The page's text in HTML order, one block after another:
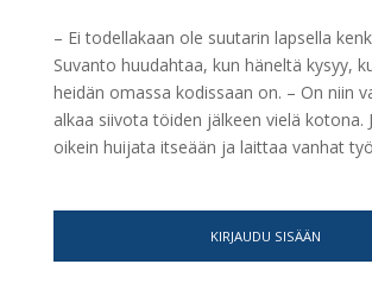
– Ei todellakaan ole suutarin lapsella
Suvanto huudahtaa, kun häneltä kysyy,
heidän omassa kodissaan on. – On niin
alkaa siivota töiden jälkeen vielä kotona.
oikein huijata itseään ja laittaa vanhat
KIRJAUDU SISÄÄN